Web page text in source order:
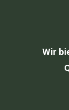
Wir